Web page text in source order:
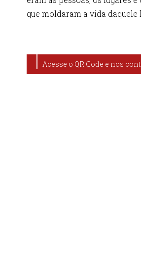
que moldaram a vida daquele
Acesse o QR Code e nos